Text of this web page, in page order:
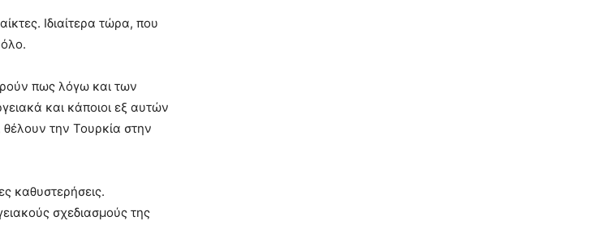
Ιδιαίτερα τώρα, που
πως λόγω και των
και κάποιοι εξ αυτών
θέλουν την Τουρκία στην
καθυστερήσεις.
σχεδιασμούς της